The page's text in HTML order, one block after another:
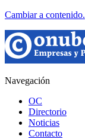
Cambiar a contenido.
Navegación
OC
Directorio
Noticias
Contacto